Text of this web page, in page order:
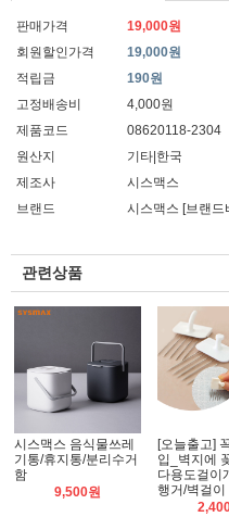
판매가격
19,000원
회원할인가격
19,000원
적립금
190원
고정배송비
4,000원
제품코드
08620118-2304
원산지
기타|한국
제조사
시스맥스
브랜드
시스맥스 [브랜드
관련상품
시스맥스 음식물쓰레
기통/휴지통/분리수거
함
9,500원
[오늘출고]
입_벽지에
다용도걸이
행거/벽걸이